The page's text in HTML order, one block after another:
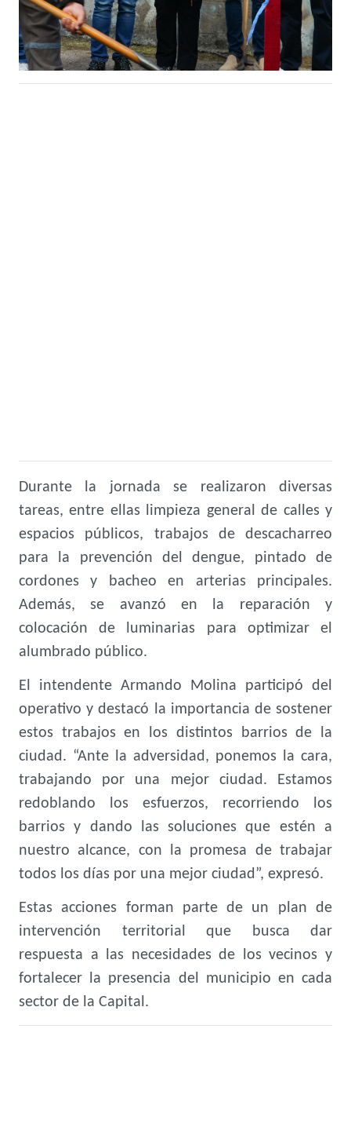
Durante la jornada se realizaron diversas
tareas, entre ellas limpieza general de calles y
espacios públicos, trabajos de descacharreo
para la prevención del dengue, pintado de
cordones y bacheo en arterias principales.
Además, se avanzó en la reparación y
colocación de luminarias para optimizar el
alumbrado público.
El intendente Armando Molina participó del
operativo y destacó la importancia de sostener
estos trabajos en los distintos barrios de la
ciudad. “Ante la adversidad, ponemos la cara,
trabajando por una mejor ciudad. Estamos
redoblando los esfuerzos, recorriendo los
barrios y dando las soluciones que estén a
nuestro alcance, con la promesa de trabajar
todos los días por una mejor ciudad”, expresó.
Estas acciones forman parte de un plan de
intervención territorial que busca dar
respuesta a las necesidades de los vecinos y
fortalecer la presencia del municipio en cada
sector de la Capital.